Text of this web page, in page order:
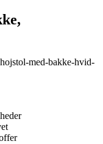
med-bakke-hvid-